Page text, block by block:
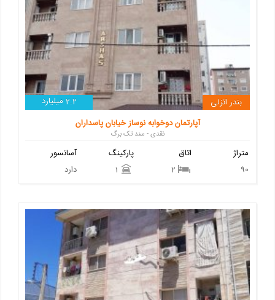
2.2 میلیارد
بندر انزلی
آپارتمان دوخوابه نوساز خیابان پاسداران
نقدی - سند تک برگ
آسانسور
دارد
پارکینگ
اتاق
متراژ
90